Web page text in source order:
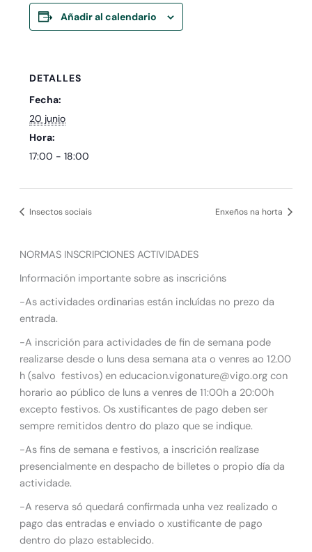
Añadir al calendario
DETALLES
Fecha:
20 junio
Hora:
17:00 - 18:00
Insectos sociais Enxeños na horta
NORMAS INSCRIPCIONES ACTIVIDADES
Información importante sobre as inscricións
-As actividades ordinarias están incluídas no prezo da
entrada.
-A inscrición para actividades de fin de semana pode
realizarse desde o luns desa semana ata o venres ao 12.00
h (salvo festivos) en educacion.vigonature@vigo.org con
horario ao público de luns a venres de 11:00h a 20:00h
excepto festivos. Os xustificantes de pago deben ser
sempre remitidos dentro do plazo que se indique.
-As fins de semana e festivos, a inscrición realízase
presencialmente en despacho de billetes o propio día da
actividade.
-A reserva só quedará confirmada unha vez realizado o
pago das entradas e enviado o xustificante de pago
dentro do plazo establecido.